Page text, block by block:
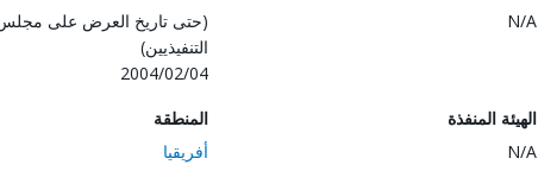
N/A
(حتى تاريخ العرض على مجلس
التنفيذيين)
2004/02/04
الهيئة المنفذة
N/A
المنطقة
أفريقيا